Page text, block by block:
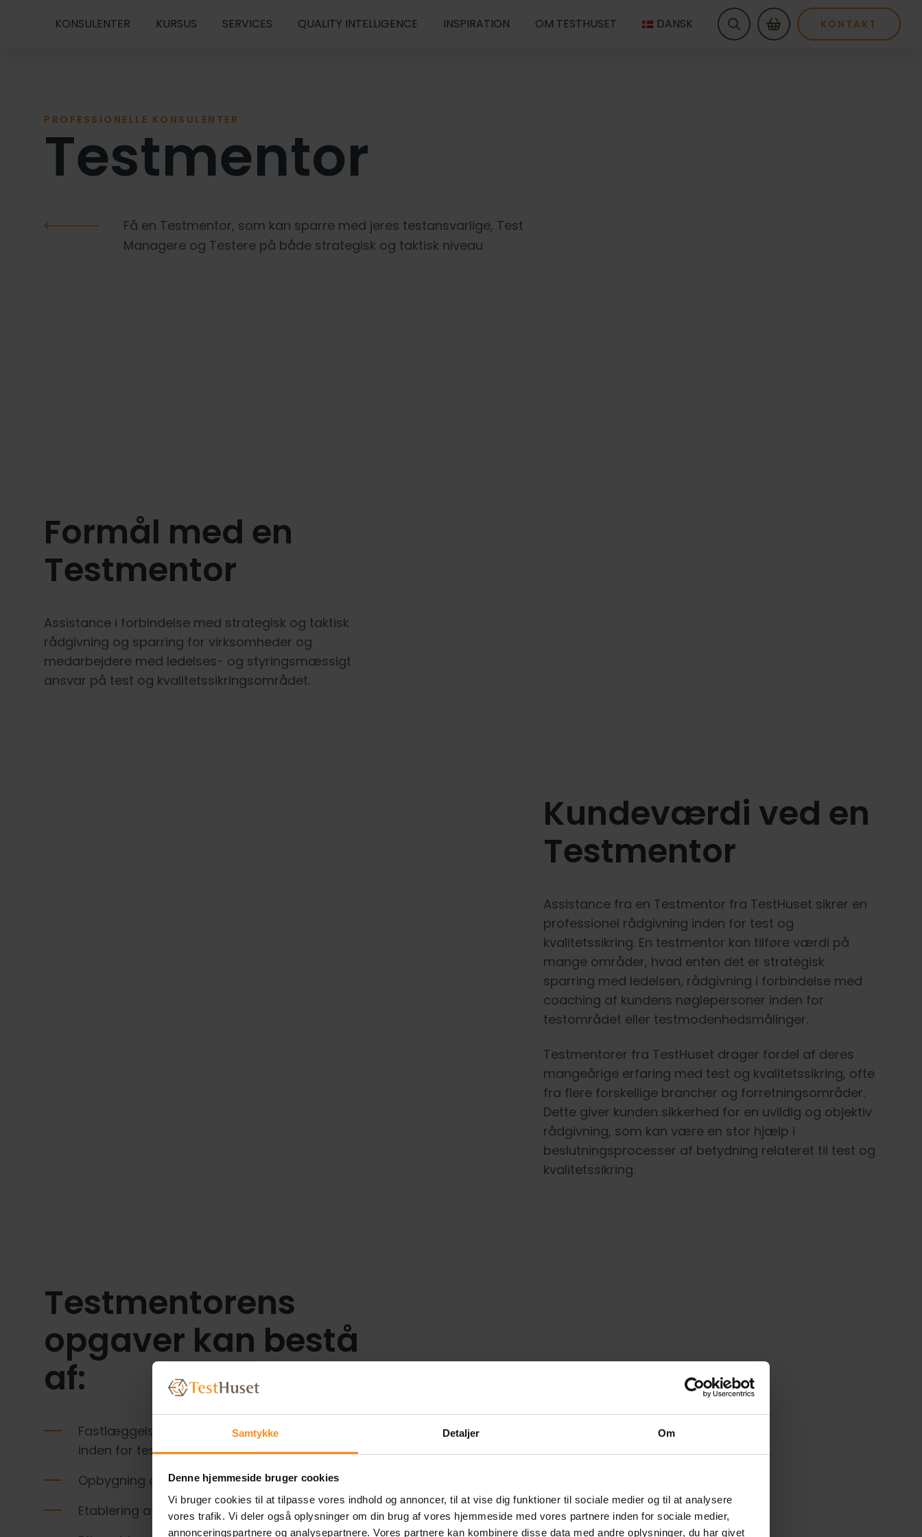
Samtykke Detaljer Om
Denne hjemmeside bruger cookies
Vi bruger cookies til at tilpasse vores indhold og annoncer, til at vise dig funktioner til sociale medier og til at analysere
vores trafik. Vi deler også oplysninger om din brug af vores hjemmeside med vores partnere inden for sociale medier,
annonceringspartnere og analysepartnere. Vores partnere kan kombinere disse data med andre oplysninger, du har givet
KONSULENTER KURSUS SERVICES QUALITY INTELLIGENCE INSPIRATION OM TESTHUSET DANSK KONTAKT
PROFESSIONELLE KONSULENTER
Testmentor
Få en Testmentor, som kan sparre med jeres testansvarlige, Test
Managere og Testere på både strategisk og taktisk niveau
Formål med en
Testmentor
Assistance i forbindelse med strategisk og taktisk
rådgivning og sparring for virksomheder og
medarbejdere med ledelses- og styringsmæssigt
ansvar på test og kvalitetssikringsområdet.
Kundeværdi ved en
Testmentor
Assistance fra en Testmentor fra TestHuset sikrer en
professionel rådgivning inden for test og
kvalitetssikring. En testmentor kan tilføre værdi på
mange områder, hvad enten det er strategisk
sparring med ledelsen, rådgivning i forbindelse med
coaching af kundens nøglepersoner inden for
testområdet eller testmodenhedsmålinger.
Testmentorer fra TestHuset drager fordel af deres
mangeårige erfaring med test og kvalitetssikring, ofte
fra flere forskellige brancher og forretningsområder.
Dette giver kunden sikkerhed for en uvildig og objektiv
rådgivning, som kan være en stor hjælp i
beslutningsprocesser af betydning relateret til test og
kvalitetssikring.
Testmentorens
opgaver kan bestå
af:
Fastlæggelse af virksomhedsmål og ambitioner
inden for test
Opbygning af testorganisation/afdeling
Etablering af testpolitikker